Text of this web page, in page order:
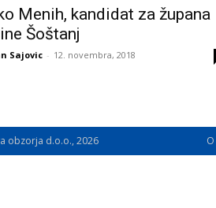
Menih, kandidat za župana
Šoštanj
Sajovic - 12. novembra, 2018
obzorja d.o.o., 2026